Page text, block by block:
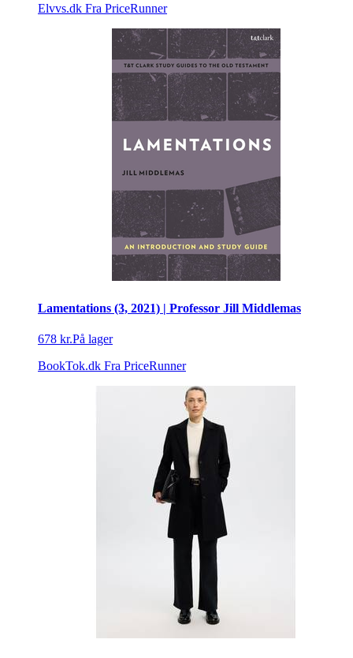
Elvvs.dk Fra PriceRunner
Lamentations (3, 2021) | Professor Jill Middlemas
678 kr.På lager
BookTok.dk Fra PriceRunner